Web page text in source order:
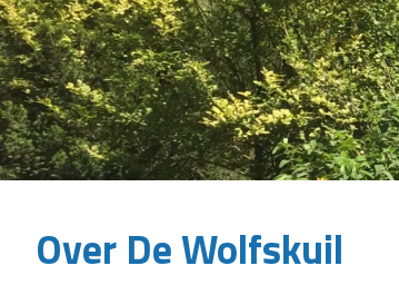
Over De Wolfskuil